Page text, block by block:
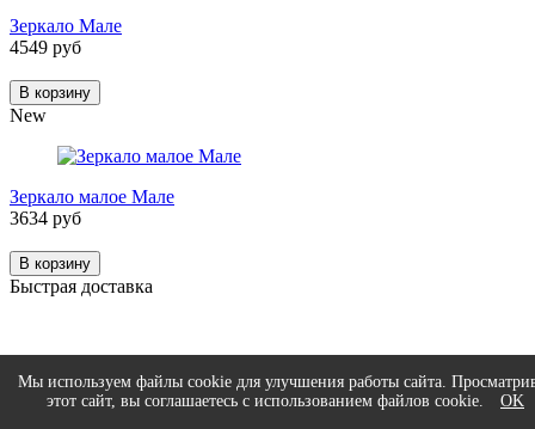
Мы используем файлы cookie для улучшения работы сайта.
этот сайт, вы соглашаетесь с использованием файлов cookie.
OK
Зеркало Мале
4549 руб
В корзину
New
Зеркало малое Мале
3634 руб
В корзину
Быстрая доставка